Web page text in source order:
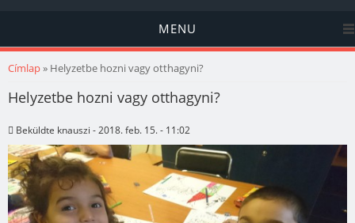
MENU
Jelenlegi hely
Címlap» Helyzetbe hozni vagy otthagyni?
Helyzetbe hozni vagy otthagyni?
Beküldte knauszi - 2018. feb. 15. - 11:02